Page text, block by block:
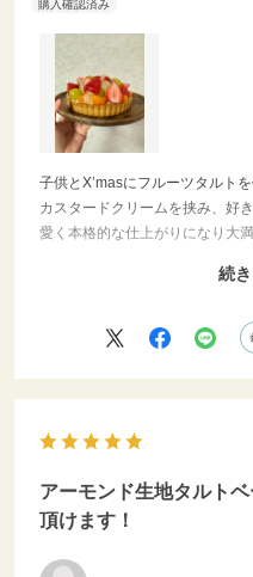
子供とX’masにフルーツタルトを
カスタードクリームを挟み、好
愛く本格的な仕上がりになり大満
はしましたが、好きな物を好き
続
アーモンド生地タルト
頂けます！